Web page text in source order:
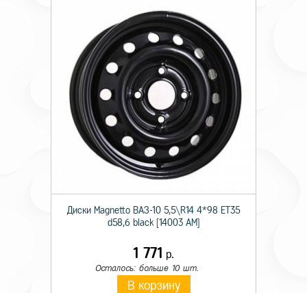
Диски Magnetto ВАЗ-10 5,5\R14 4*98 ET35
d58,6 black [14003 AM]
1 771 р.
Осталось: больше 10 шт.
В корзину